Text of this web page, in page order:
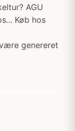
AGU
Køb hos
genereret